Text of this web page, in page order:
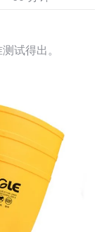
试得出。